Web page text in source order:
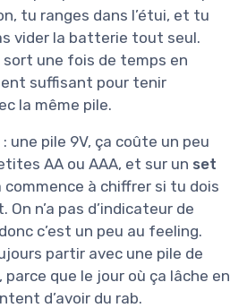
tu ranges dans l’étui, et tu
vider la batterie tout seul.
sort une fois de temps en
suffisant pour tenir
la même pile.
une pile 9V, ça coûte un peu
AA ou AAA, et sur un set
commence à chiffrer si tu dois
n’a pas d’indicateur de
c’est un peu au feeling.
partir avec une pile de
parce que le jour où ça lâche en
d’avoir du rab.